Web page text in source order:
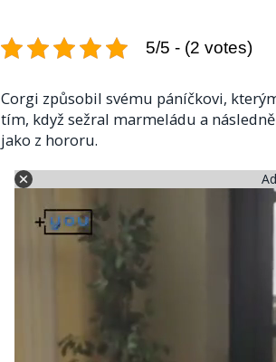
5/5 - (2 votes)
Corgi způsobil svému páníčkovi,
tím, když sežral marmeládu a
jako z hororu.